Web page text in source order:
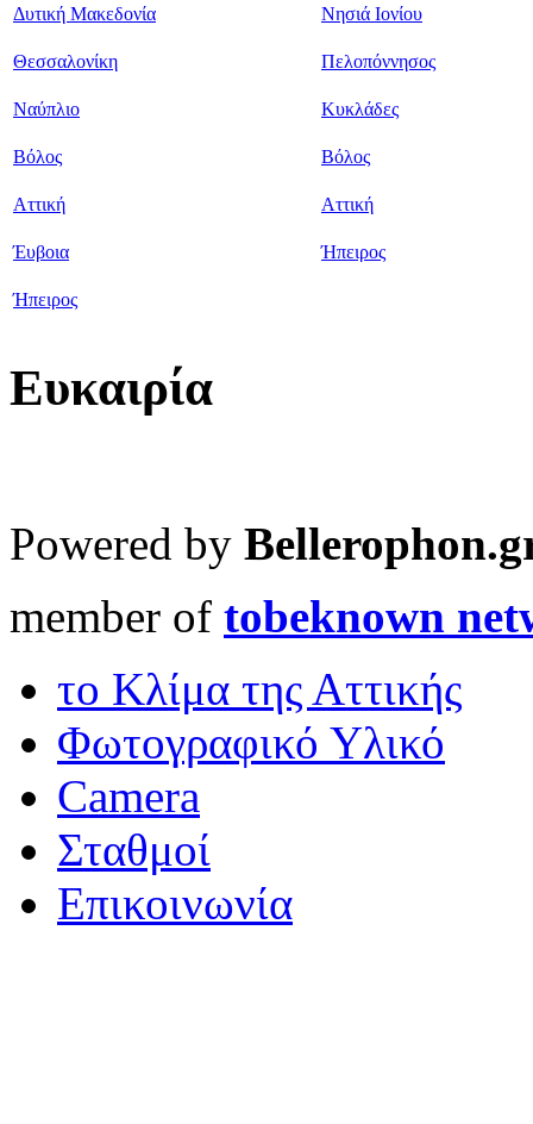
Δυτική Μακεδονία Νησιά Ιονίου
Θεσσαλονίκη Πελοπόννησος
Ναύπλιο Κυκλάδες
Βόλος Βόλος
Αττική Αττική
Έυβοια Ήπειρος
Ήπειρος
Ευκαιρία
Powered by
member of tobeknown
το Κλίμα της Αττικής
Φωτογραφικό Υλικό
Camera
Σταθμοί
Επικοινωνία